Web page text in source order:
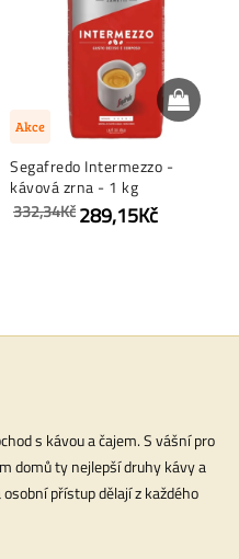
Akce
Segafredo Intermezzo -
kávová zrna - 1 kg
332,34Kč289,15Kč
s kávou a čajem. S vášní pro
domů ty nejlepší druhy kávy a
přístup dělají z každého